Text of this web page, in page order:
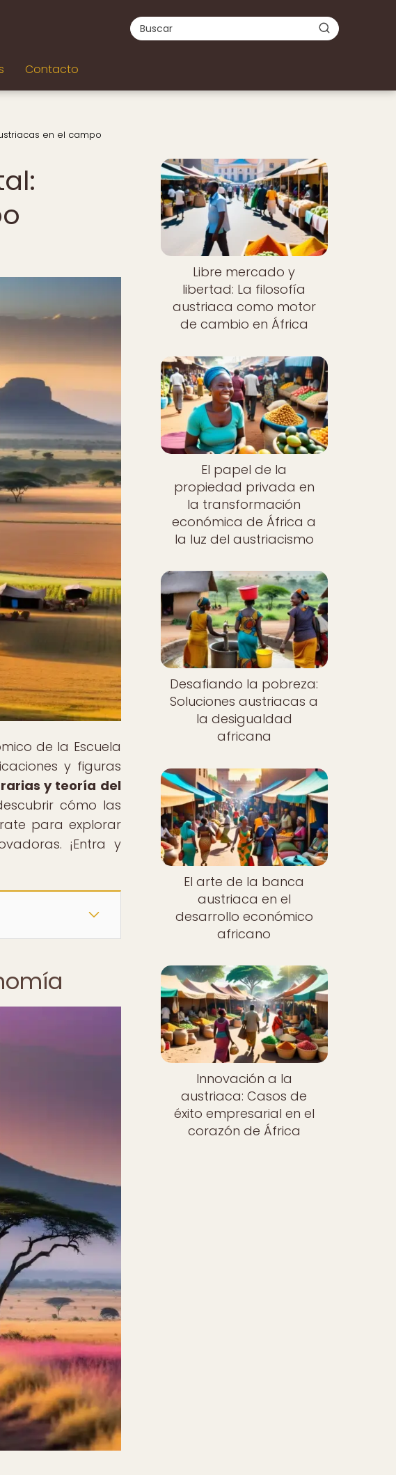
Contacto
en el campo
de la Escuela
y figuras
y teoría del
cómo las
para explorar
¡Entra y
Libre mercado y
libertad: La filosofía
austriaca como motor
de cambio en África
El papel de la
propiedad privada en
la transformación
económica de África a
la luz del austriacismo
Desafiando la pobreza:
Soluciones austriacas a
la desigualdad
africana
El arte de la banca
austriaca en el
desarrollo económico
africano
Innovación a la
austriaca: Casos de
éxito empresarial en el
corazón de África